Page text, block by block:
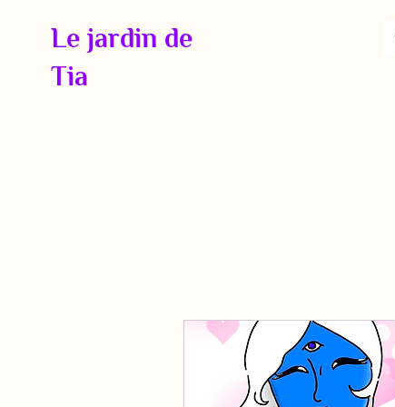
Le jardin de
Tia